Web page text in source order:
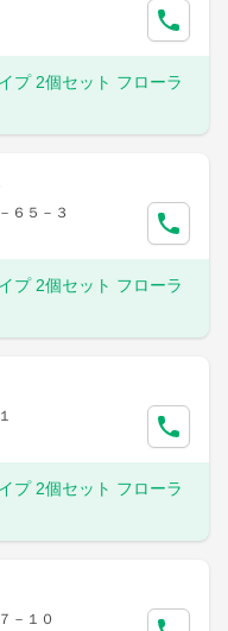
プ 2個セット フローラ
６５－３
プ 2個セット フローラ
プ 2個セット フローラ
－１０